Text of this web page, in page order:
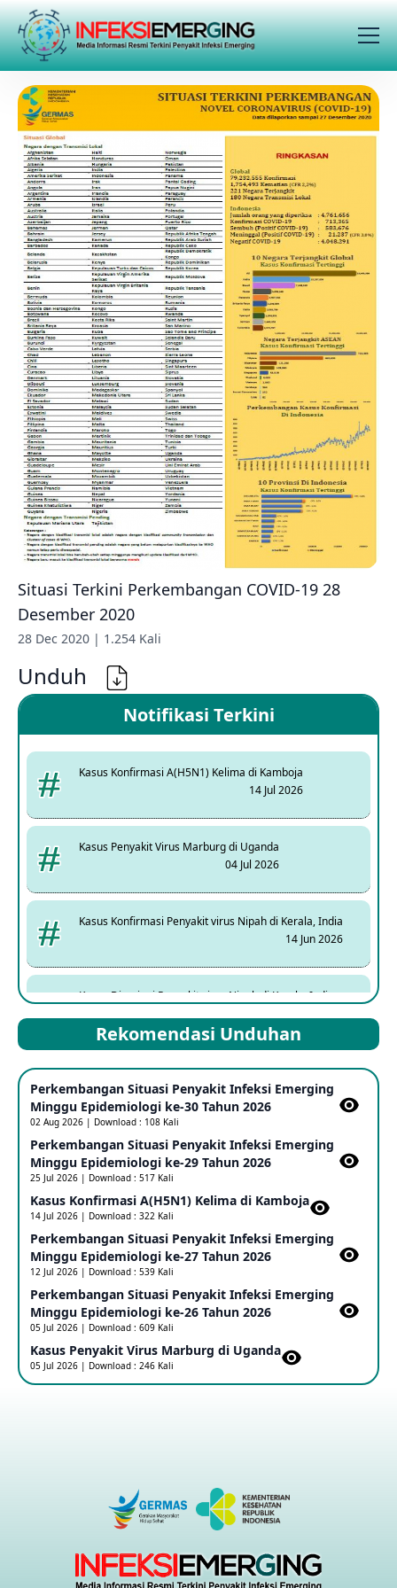
Situasi Terkini Perkembangan COVID-19 28
Desember 2020
28 Dec 2020 | 1.254 Kali
Unduh
Notifikasi Terkini
Kasus Konfirmasi A(H5N1) Kelima di Kamboja
14 Jul 2026
Kasus Penyakit Virus Marburg di Uganda
04 Jul 2026
Kasus Konfirmasi Penyakit virus Nipah di Kerala, India
14 Jun 2026
Kasus Dicurigai Penyakit virus Nipah di Kerala, India
Mpox Clade 1b di Taiwan
25 May 2026
Update Informasi PHEIC Penyakit Ebola
23 May 2026
Penetapan Outbreak Penyakit Ebola di RD Kongo dan
Uganda Sebagai PHEIC
17 May 2026
Outbreak Penyakti Ebola di RD Kongo
16 May 2026
Kasus Konfirmasi A(H5NN6) di Cina
Penyakit virus Hanta di Kapal Pesiar Keberangkatan
04 May 2026
Rekomendasi Unduhan
Perkembangan Situasi Penyakit Infeksi Emerging
Minggu Epidemiologi ke-30 Tahun 2026
02 Aug 2026 | Download : 108 Kali
Perkembangan Situasi Penyakit Infeksi Emerging
Minggu Epidemiologi ke-29 Tahun 2026
25 Jul 2026 | Download : 517 Kali
Kasus Konfirmasi A(H5N1) Kelima di Kamboja​
14 Jul 2026 | Download : 322 Kali
Perkembangan Situasi Penyakit Infeksi Emerging
Minggu Epidemiologi ke-27 Tahun 2026
12 Jul 2026 | Download : 539 Kali
Perkembangan Situasi Penyakit Infeksi Emerging
Minggu Epidemiologi ke-26 Tahun 2026
05 Jul 2026 | Download : 609 Kali
Kasus Penyakit Virus Marburg di Uganda
05 Jul 2026 | Download : 246 Kali